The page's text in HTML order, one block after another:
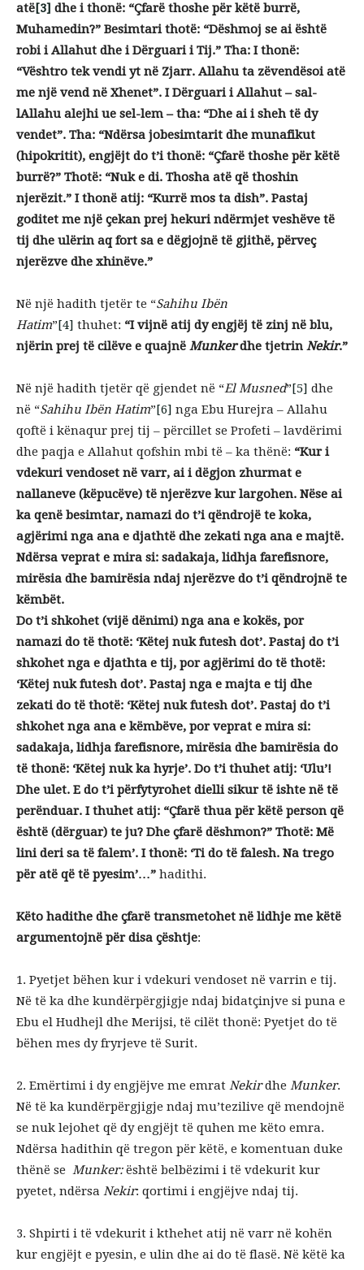
atë[3] dhe i thonë: “Çfarë thoshe për këtë burrë,
Muhamedin?” Besimtari thotë: “Dëshmoj se ai është
robi i Allahut dhe i Dërguari i Tij.” Tha: I thonë:
“Vështro tek vendi yt në Zjarr. Allahu ta zëvendësoi atë
me një vend në Xhenet”. I Dërguari i Allahut – sal-
lAllahu alejhi ue sel-lem – tha: “Dhe ai i sheh të dy
vendet”. Tha: “Ndërsa jobesimtarit dhe munafikut
(hipokritit), engjëjt do t’i thonë: “Çfarë thoshe për këtë
burrë?” Thotë: “Nuk e di. Thosha atë që thoshin
njerëzit.” I thonë atij: “Kurrë mos ta dish”. Pastaj
goditet me një çekan prej hekuri ndërmjet veshëve të
tij dhe ulërin aq fort sa e dëgjojnë të gjithë, përveç
njerëzve dhe xhinëve.”
Në një hadith tjetër te “Sahihu Ibën
Hatim”[4] thuhet: “I vijnë atij dy engjëj të zinj në blu,
njërin prej të cilëve e quajnë Munkerdhe tjetrin Nekir.”
Në një hadith tjetër që gjendet në “El Musned”[5] dhe
në “Sahihu Ibën Hatim”[6] nga Ebu Hurejra – Allahu
qoftë i kënaqur prej tij – përcillet se Profeti – lavdërimi
dhe paqja e Allahut qofshin mbi të – ka thënë: “Kur i
vdekuri vendoset në varr, ai i dëgjon zhurmat e
nallaneve (këpucëve) të njerëzve kur largohen. Nëse ai
ka qenë besimtar, namazi do t’i qëndrojë te koka,
agjërimi nga ana e djathtë dhe zekati nga ana e majtë.
Ndërsa veprat e mira si: sadakaja, lidhja farefisnore,
mirësia dhe bamirësia ndaj njerëzve do t’i qëndrojnë te
këmbët.
Do t’i shkohet (vijë dënimi) nga ana e kokës, por
namazi do të thotë: ‘Këtej nuk futesh dot’. Pastaj do t’i
shkohet nga e djathta e tij, por agjërimi do të thotë:
‘Këtej nuk futesh dot’. Pastaj nga e majta e tij dhe
zekati do të thotë: ‘Këtej nuk futesh dot’. Pastaj do t’i
shkohet nga ana e këmbëve, por veprat e mira si:
sadakaja, lidhja farefisnore, mirësia dhe bamirësia do
të thonë: ‘Këtej nuk ka hyrje’. Do t’i thuhet atij: ‘Ulu’!
Dhe ulet. E do t’i përfytyrohet dielli sikur të ishte në të
perënduar. I thuhet atij: “Çfarë thua për këtë person që
është (dërguar) te ju? Dhe çfarë dëshmon?” Thotë: Më
lini deri sa të falem’. I thonë: ‘Ti do të falesh. Na trego
për atë që të pyesim’…” hadithi.
Këto hadithe dhe çfarë transmetohet në lidhje me këtë
argumentojnë për disa çështje:
1. Pyetjet bëhen kur i vdekuri vendoset në varrin e tij.
Në të ka dhe kundërpërgjigje ndaj bidatçinjve si puna e
Ebu el Hudhejl dhe Merijsi, të cilët thonë: Pyetjet do të
bëhen mes dy fryrjeve të Surit.
2. Emërtimi i dy engjëjve me emrat Nekirdhe Munker.
Në të ka kundërpërgjigje ndaj mu’tezilive që mendojnë
se nuk lejohet që dy engjëjt të quhen me këto emra.
Ndërsa hadithin që tregon për këtë, e komentuan duke
thënë se Munker:është belbëzimi i të vdekurit kur
pyetet, ndërsa Nekir: qortimi i engjëjve ndaj tij.
3. Shpirti i të vdekurit i kthehet atij në varr në kohën
kur engjëjt e pyesin, e ulin dhe ai do të flasë. Në këtë ka